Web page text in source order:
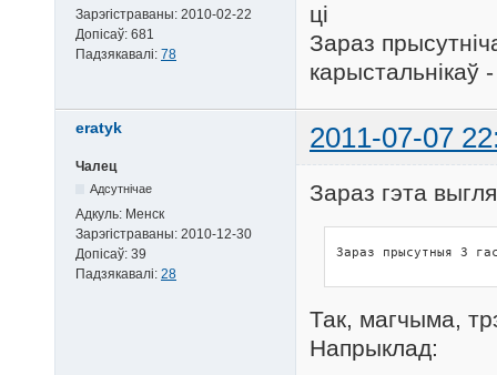
Зарэгістраваны: 2010-02-22
Допісаў: 681
Падзякавалі: 78
ці
Зараз
карыстальнікаў
eratyk 2011-07-07
Чалец
Адсутнічае
Адкуль: Менск
Зарэгістраваны: 2010-12-30
Допісаў: 39
Падзякавалі: 28
Зараз гэта
Зараз прысутныя 3
Так, магчыма,
Напрыклад: